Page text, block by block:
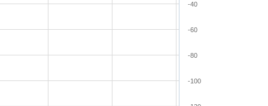
-100
-80
-60
-40